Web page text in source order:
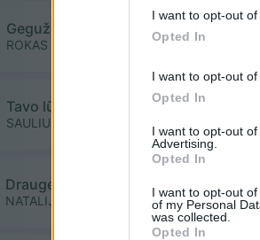
I want to opt-out
Opted In
I want to opt-out
Opted In
I want to opt-out
Advertising.
Opted In
I want to opt-out
of my Personal
was collected.
Opted In
Gegužis
ROKAS YAN, MONIKA LIU, VAIDAS BAUMILA
Tavo lūpom vaikščiojo rasa
SAULIUS PRUSAITIS IR RONDO
Drauge
NATALIJA BUNKE IR SIMONA NAINE